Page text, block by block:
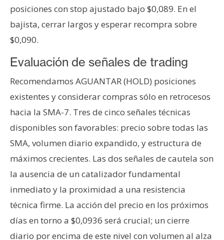
posiciones con stop ajustado bajo $0,089. En el
bajista, cerrar largos y esperar recompra sobre
$0,090.
Evaluación de señales de trading
Recomendamos AGUANTAR (HOLD) posiciones
existentes y considerar compras sólo en retrocesos
hacia la SMA-7. Tres de cinco señales técnicas
disponibles son favorables: precio sobre todas las
SMA, volumen diario expandido, y estructura de
máximos crecientes. Las dos señales de cautela son
la ausencia de un catalizador fundamental
inmediato y la proximidad a una resistencia
técnica firme. La acción del precio en los próximos
días en torno a $0,0936 será crucial; un cierre
diario por encima de este nivel con volumen al alza